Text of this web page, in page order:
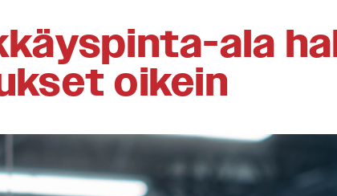
ala
oikein